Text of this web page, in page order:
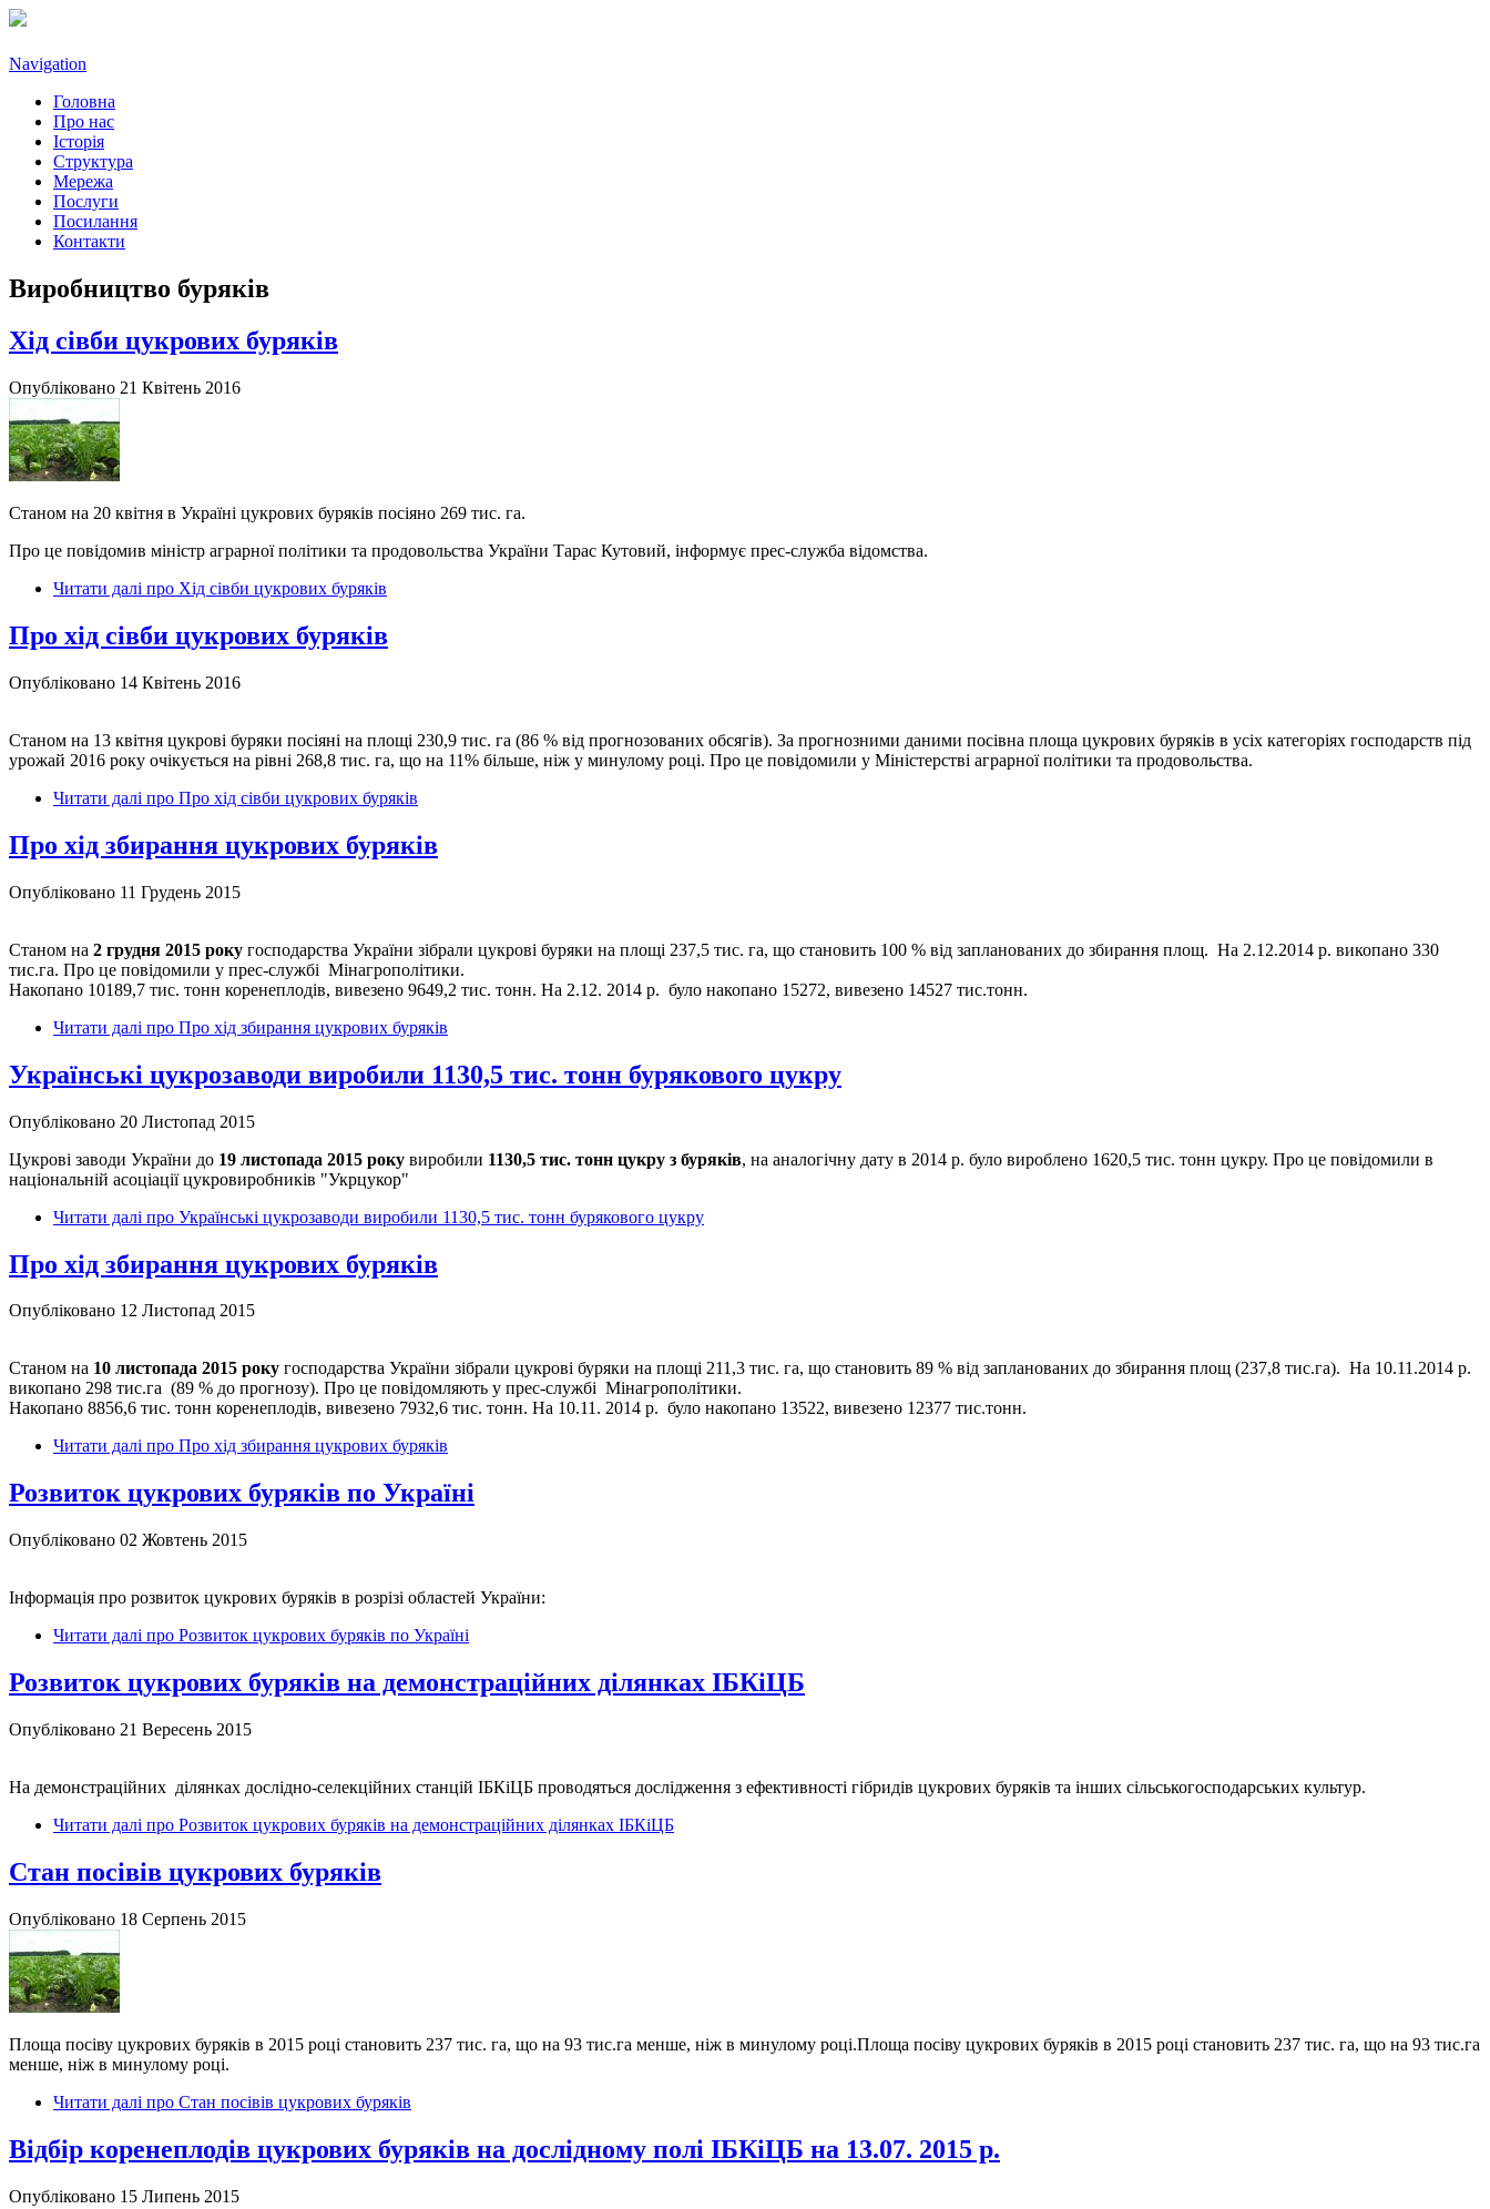
Navigation
Головна
Про нас
Історія
Структура
Мережа
Послуги
Посилання
Контакти
Виробництво буряків
Хід сівби цукрових буряків
Опубліковано 21 Квітень 2016
Станом на 20 квітня в Україні цукрових буряків посіяно 269 тис. га.
Про це повідомив міністр аграрної політики та продовольства України Тарас Кутовий, інформує прес-служба відомства.
Читати далі про Хід сівби цукрових буряків
Про хід сівби цукрових буряків
Опубліковано 14 Квітень 2016
Станом на 13 квітня цукрові буряки посіяні на площі 230,9 тис. га (86 % від прогнозованих обсягів). За прогнозними даними посівна площа цукрових буряків в усіх категоріях господарств під
урожай 2016 року очікується на рівні 268,8 тис. га, що на 11% більше, ніж у минулому році. Про це повідомили у Міністерстві аграрної політики та продовольства.
Читати далі про Про хід сівби цукрових буряків
Про хід збирання цукрових буряків
Опубліковано 11 Грудень 2015
Станом на 2 грудня 2015 року господарства України зібрали цукрові буряки на площі 237,5 тис. га, що становить 100 % від запланованих до збирання площ. На 2.12.2014 р. викопано 330
тис.га. Про це повідомили у прес-службі Мінагрополітики.
Накопано 10189,7 тис. тонн коренеплодів, вивезено 9649,2 тис. тонн. На 2.12. 2014 р. було накопано 15272, вивезено 14527 тис.тонн.
Читати далі про Про хід збирання цукрових буряків
Українські цукрозаводи виробили 1130,5 тис. тонн бурякового цукру
Опубліковано 20 Листопад 2015
Цукрові заводи України до 19 листопада 2015 року виробили 1130,5 тис. тонн цукру з буряків, на аналогічну дату в 2014 р. було вироблено 1620,5 тис. тонн цукру. Про це повідомили в
національній асоціації цукровиробників "Укрцукор"
Читати далі про Українські цукрозаводи виробили 1130,5 тис. тонн бурякового цукру
Про хід збирання цукрових буряків
Опубліковано 12 Листопад 2015
Станом на 10 листопада 2015 року господарства України зібрали цукрові буряки на площі 211,3 тис. га, що становить 89 % від запланованих до збирання площ (237,8 тис.га). На 10.11.2014 р.
викопано 298 тис.га (89 % до прогнозу). Про це повідомляють у прес-службі Мінагрополітики.
Накопано 8856,6 тис. тонн коренеплодів, вивезено 7932,6 тис. тонн. На 10.11. 2014 р. було накопано 13522, вивезено 12377 тис.тонн.
Читати далі про Про хід збирання цукрових буряків
Розвиток цукрових буряків по Україні
Опубліковано 02 Жовтень 2015
Інформація про розвиток цукрових буряків в розрізі областей України:
Читати далі про Розвиток цукрових буряків по Україні
Розвиток цукрових буряків на демонстраційних ділянках ІБКіЦБ
Опубліковано 21 Вересень 2015
На демонстраційних ділянках дослідно-селекційних станцій ІБКіЦБ проводяться дослідження з ефективності гібридів цукрових буряків та інших сільськогосподарських культур.
Читати далі про Розвиток цукрових буряків на демонстраційних ділянках ІБКіЦБ
Cтан посівів цукрових буряків
Опубліковано 18 Серпень 2015
Площа посіву цукрових буряків в 2015 році становить 237 тис. га, що на 93 тис.га менше, ніж в минулому році.Площа посіву цукрових буряків в 2015 році становить 237 тис. га, що на 93 тис.га
менше, ніж в минулому році.
Читати далі про Cтан посівів цукрових буряків
Відбір коренеплодів цукрових буряків на дослідному полі ІБКіЦБ на 13.07. 2015 р.
Опубліковано 15 Липень 2015